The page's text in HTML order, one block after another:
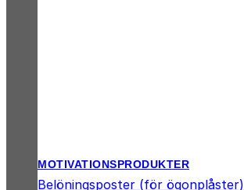
MOTIVATIONSPRODUKTER
Belöningsposter (för ögonplåster)